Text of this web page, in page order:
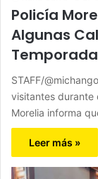
Policía
Algunas
STAFF/
visitantes durante
Morelia informa
Leer más »